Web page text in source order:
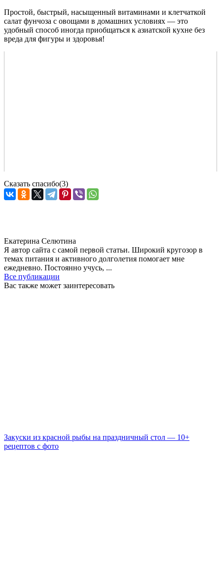
Простой, быстрый, насыщенный витаминами и клетчаткой
салат фунчоза с овощами в домашних условиях — это
удобный способ иногда приобщаться к азиатской кухне без
вреда для фигуры и здоровья!
Сказать спасибо(3)
Екатерина Селютина
Я автор сайта с самой первой статьи. Широкий кругозор в
темах питания и активного долголетия помогает мне
ежедневно. Постоянно учусь, ...
Все публикации
Вас также может заинтересовать
Закуски из красной рыбы на праздничный стол — 10+
рецептов с фото